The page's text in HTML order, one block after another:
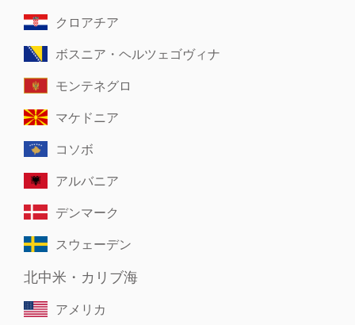
クロアチア
ボスニア・ヘルツェゴヴィナ
モンテネグロ
マケドニア
コソボ
アルバニア
デンマーク
スウェーデン
北中米・カリブ海
アメリカ